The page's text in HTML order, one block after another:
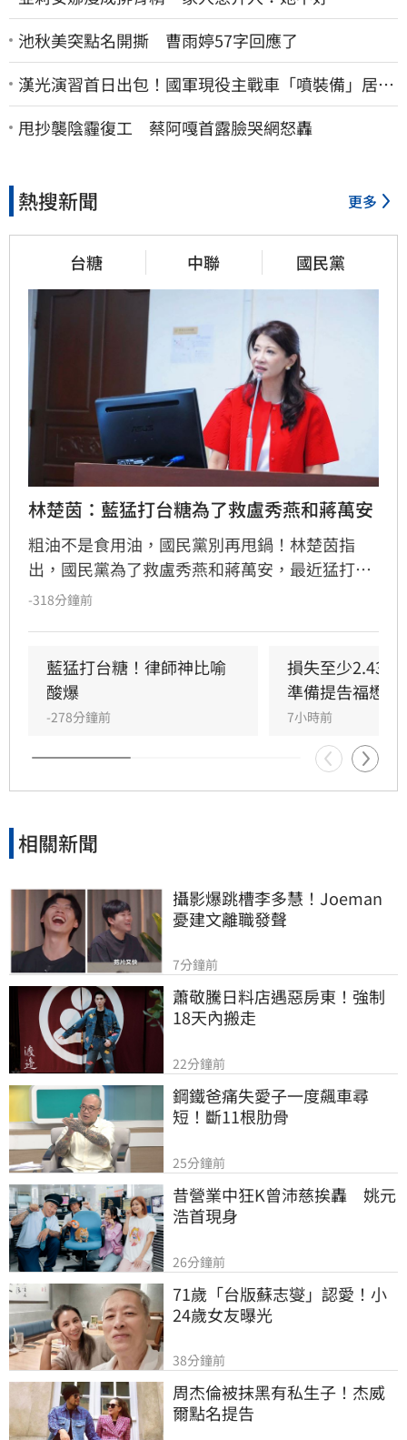
池秋美突點名開撕 曹雨婷57字回應了
漢光演習首日出包！國軍現役主戰車「噴裝備」居民
撿到零件…軍方說話了
甩抄襲陰霾復工 蔡阿嘎首露臉哭網怒轟
熱搜新聞 更多
台糖 中聯 國民黨
林楚茵：藍猛打台糖為了救盧秀燕和蔣萬安
粗油不是食用油，國民黨別再甩鍋！林楚茵指
出，國民黨為了救盧秀燕和蔣萬安，最近猛打台
糖、故弄玄虛，好像台糖買了「毒油」給大家
-318分鐘前
藍猛打台糖！律師神比喻
酸爆
-278分鐘前
損失至少2.43億
準備提告福懋了
7小時前
相關新聞
攝影爆跳槽李多慧！Joeman
憂建文離職發聲
7分鐘前
蕭敬騰日料店遇惡房東！強制
18天內搬走
22分鐘前
鋼鐵爸痛失愛子一度飆車尋
短！斷11根肋骨
25分鐘前
昔營業中狂K曾沛慈挨轟　姚元
浩首現身
26分鐘前
71歲「台版蘇志燮」認愛！小
24歲女友曝光
38分鐘前
周杰倫被抹黑有私生子！杰威
爾點名提告